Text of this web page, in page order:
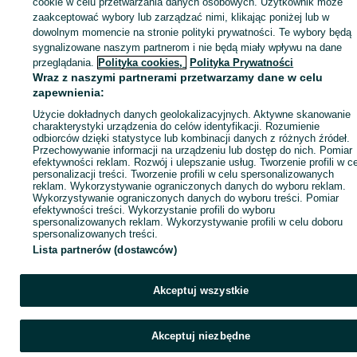
Zaloguj się / Załóż konto
Wyślij wiadomość Kup
zaakceptować wybory lub zarządzać nimi, klikając poniżej lub w
dowolnym momencie na stronie polityki prywatności. Te wybory będą
sygnalizowane naszym partnerom i nie będą miały wpływu na dane
przeglądania. Polityka cookies, Polityka Prywatności
Wraz z naszymi partnerami przetwarzamy dane w celu
zapewnienia:
Użycie dokładnych danych geolokalizacyjnych. Aktywne skanowanie
charakterystyki urządzenia do celów identyfikacji. Rozumienie
odbiorców dzięki statystyce lub kombinacji danych z różnych źródeł.
Przechowywanie informacji na urządzeniu lub dostęp do nich. Pomiar
efektywności reklam. Rozwój i ulepszanie usług. Tworzenie profili w
personalizacji treści. Tworzenie profili w celu spersonalizowanych
reklam. Wykorzystywanie ograniczonych danych do wyboru reklam.
Wykorzystywanie ograniczonych danych do wyboru treści. Pomiar
efektywności treści. Wykorzystanie profili do wyboru
spersonalizowanych reklam. Wykorzystywanie profili w celu doboru
spersonalizowanych treści.
Lista partnerów (dostawców)
Akceptuj wszystkie
Akceptuj niezbędne